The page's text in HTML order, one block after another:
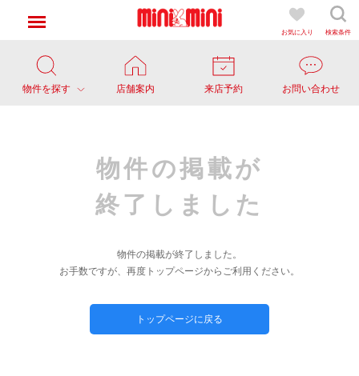
お気に入り 検索条件
物件を探す 店舗案内 来店予約 お問い合わせ
物件の掲載が
終了しました
物件の掲載が終了しました。
お手数ですが、再度トップページからご利用ください。
トップページに戻る